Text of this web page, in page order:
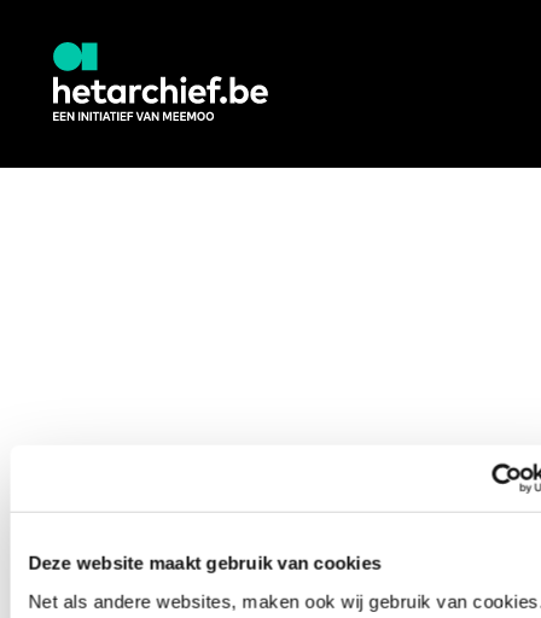
Deze website maakt gebruik van cookies
Net als andere websites, maken ook wij gebruik van